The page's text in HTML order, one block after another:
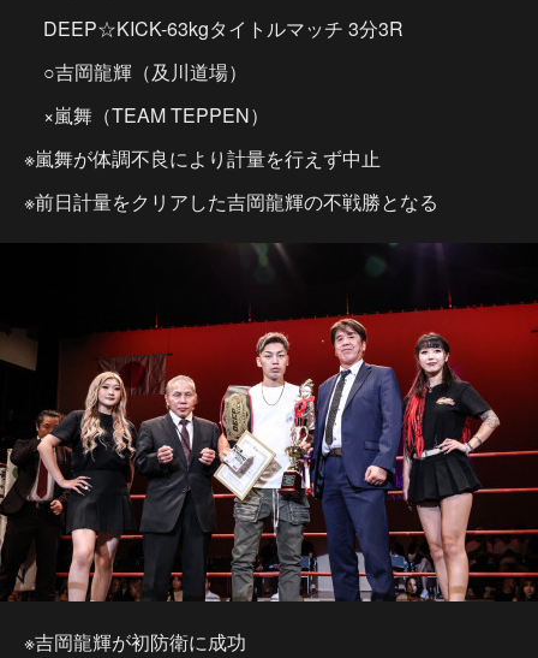
DEEP☆KICK-63kgタイトルマッチ 3分3R
○吉岡龍輝（及川道場）
×嵐舞（TEAM TEPPEN）
※嵐舞が体調不良により計量を行えず中止
※前日計量をクリアした吉岡龍輝の不戦勝となる
※吉岡龍輝が初防衛に成功